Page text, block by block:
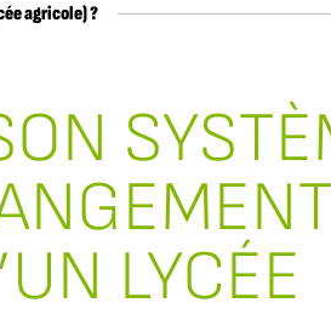
agricole) ?
LYCÉE